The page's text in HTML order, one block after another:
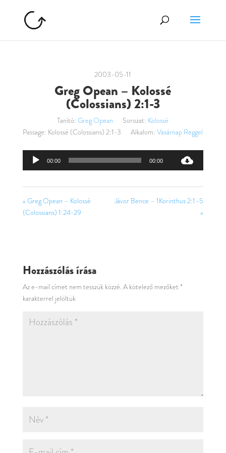
2003-05-11
Greg Opean – Kolossé
(Colossians) 2:1-3
Tanító: Greg Opean Sorozat: Kolossé
Passage: Kolossé (Colossians) 2:1-3 Alkalom: Vasárnap Reggel
Audió
00:00 00:00
« Greg Opean – Kolossé
(Colossians) 1:24-29
Jávor Bence – 1Korinthus 2:1–5
»
Hozzászólás írása
Az e-mail címet nem tesszük közzé. A kötelező mezőket *
karakterrel jelöltük